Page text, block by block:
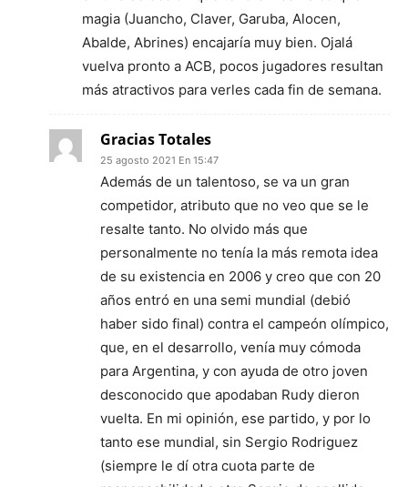
magia (Juancho, Claver, Garuba, Alocen,
Abalde, Abrines) encajaría muy bien. Ojalá
vuelva pronto a ACB, pocos jugadores resultan
más atractivos para verles cada fin de semana.
Gracias Totales
25 agosto 2021 En 15:47
Además de un talentoso, se va un gran
competidor, atributo que no veo que se le
resalte tanto. No olvido más que
personalmente no tenía la más remota idea
de su existencia en 2006 y creo que con 20
años entró en una semi mundial (debió
haber sido final) contra el campeón olímpico,
que, en el desarrollo, venía muy cómoda
para Argentina, y con ayuda de otro joven
desconocido que apodaban Rudy dieron
vuelta. En mi opinión, ese partido, y por lo
tanto ese mundial, sin Sergio Rodriguez
(siempre le dí otra cuota parte de